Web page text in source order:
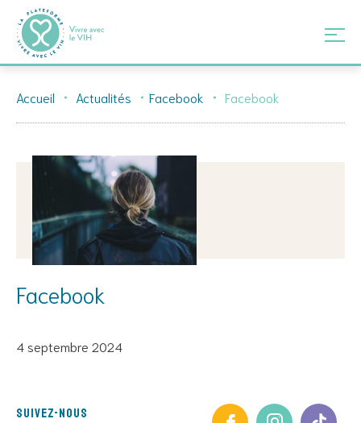
Accueil Actualités Facebook Facebook
Facebook
4 septembre 2024
Suivez-nous